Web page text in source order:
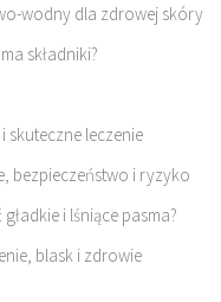
wodny dla zdrowej skóry
składniki?
skuteczne leczenie
bezpieczeństwo i ryzyko
i lśniące pasma?
blask i zdrowie